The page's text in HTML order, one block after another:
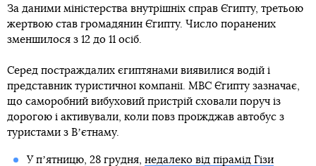
За даними міністерства внутрішніх справ Єгипту, третьою
жертвою став громадянин Єгипту. Число поранених
зменшилося з 12 до 11 осіб.
Серед постраждалих єгиптянами виявилися водій і
представник туристичної компанії. МВС Єгипту зазначає,
що саморобний вибуховий пристрій сховали поруч із
дорогою і активували, коли повз проїжджав автобус з
туристами з Вʼєтнаму.
У пʼятницю, 28 грудня, недалеко від пірамід Гізи